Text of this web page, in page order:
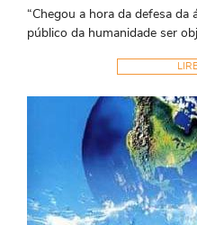
“Chegou a hora da defesa da
público da humanidade ser